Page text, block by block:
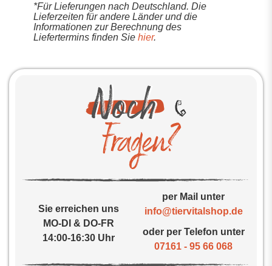
*Für Lieferungen nach Deutschland. Die
Lieferzeiten für andere Länder und die
Informationen zur Berechnung des
Liefertermins finden Sie hier.
Sie erreichen uns
MO-DI & DO-FR
14:00-16:30 Uhr
per Mail unter
info@tiervitalshop.de
oder per Telefon unter
07161 - 95 66 068